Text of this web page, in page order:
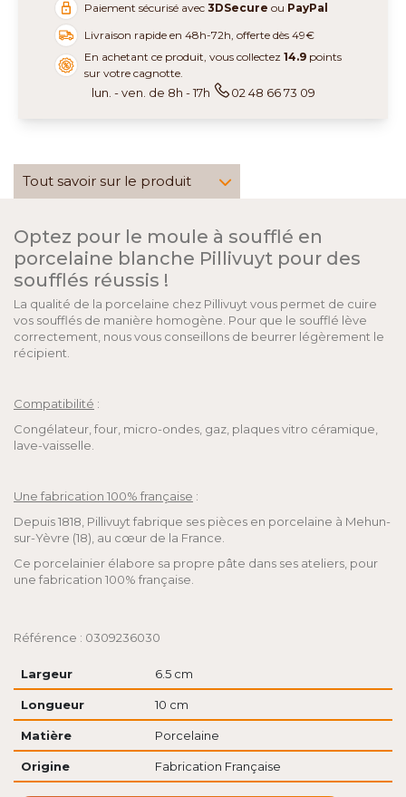
Paiement sécurisé avec3DSecure ou PayPal
Livraison rapide en 48h-72h, offerte dès 49€
En achetant ce produit, vous collectez14.9 points
sur votre cagnotte.
lun. - ven. de 8h - 17h 02 48 66 73 09
Tout savoir sur le produit
Optez pour le moule à soufflé en
porcelaine blanche Pillivuyt pour des
soufflés réussis !
La qualité de la porcelaine chez Pillivuyt vous permet de cuire
vos soufflés de manière homogène. Pour que le soufflé lève
correctement, nous vous conseillons de beurrer légèrement le
récipient.
Compatibilité :
Congélateur, four, micro-ondes, gaz, plaques vitro céramique,
lave-vaisselle.
Une fabrication 100% française :
Depuis 1818, Pillivuyt fabrique ses pièces en porcelaine à Mehun-
sur-Yèvre (18), au cœur de la France.
Ce porcelainier élabore sa propre pâte dans ses ateliers, pour
une fabrication 100% française.
Référence : 0309236030
Largeur 6.5 cm
Longueur 10 cm
Matière Porcelaine
Origine Fabrication Française